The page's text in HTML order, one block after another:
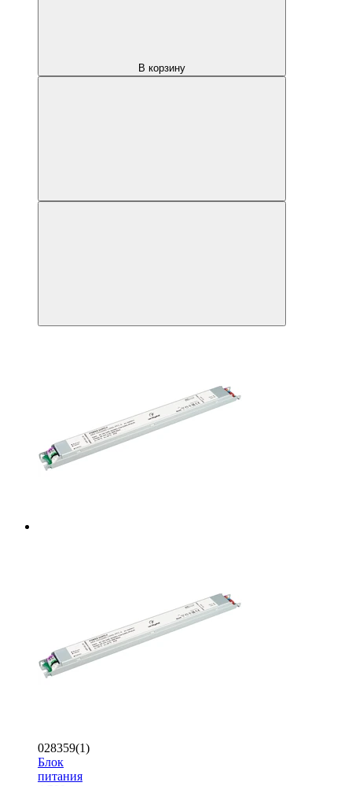
В корзину
028359(1)
Блок
питания